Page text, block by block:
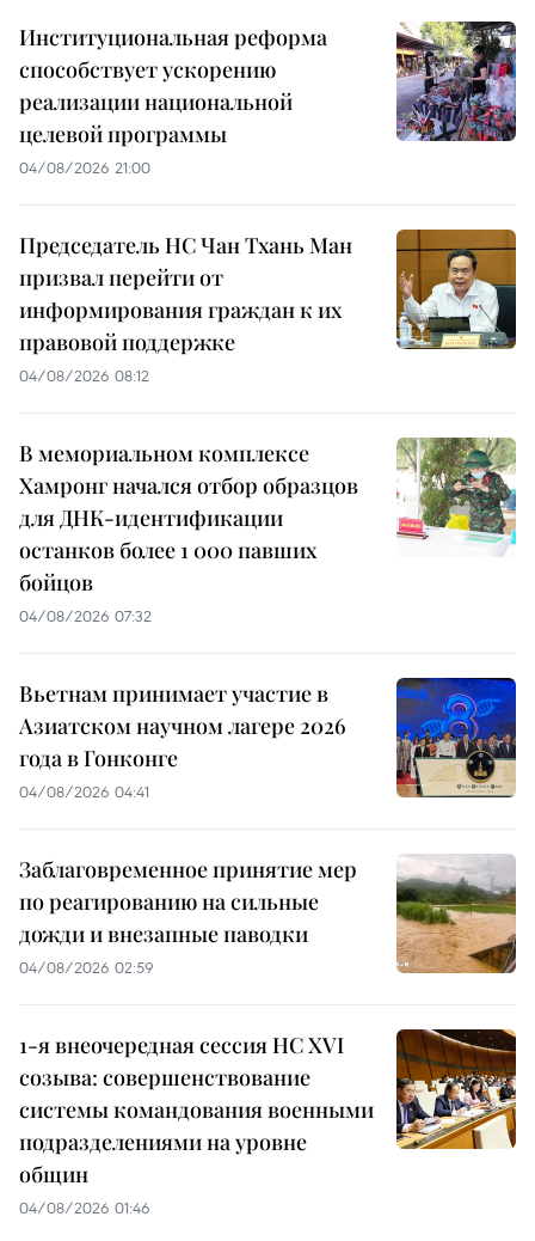
Институциональная реформа
способствует ускорению
реализации национальной
целевой программы
04/08/2026 21:00
Председатель НС Чан Тхань Ман
призвал перейти от
информирования граждан к их
правовой поддержке
04/08/2026 08:12
В мемориальном комплексе
Хамронг начался отбор образцов
для ДНК-идентификации
останков более 1 000 павших
бойцов
04/08/2026 07:32
Вьетнам принимает участие в
Азиатском научном лагере 2026
года в Гонконге
04/08/2026 04:41
Заблаговременное принятие мер
по реагированию на сильные
дожди и внезапные паводки
04/08/2026 02:59
1-я внеочередная сессия НС XVI
созыва: совершенствование
системы командования военными
подразделениями на уровне
общин
04/08/2026 01:46